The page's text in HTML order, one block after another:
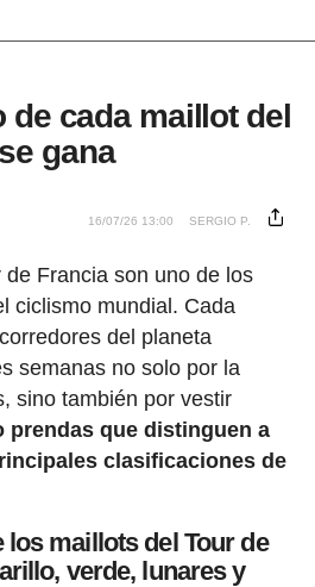
cada maillot del
gana
16/07/26 13:00 SERGIO P.
de Francia son uno de los
ciclismo mundial. Cada
del planeta
semanas no solo por la
sino también por vestir
prendas que distinguen a
clasificaciones de
los maillots del Tour de
verde, lunares y